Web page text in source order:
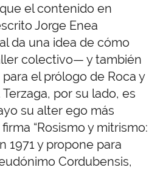
el contenido en
Jorge Enea
da una idea de cómo
colectivo— y también
el prólogo de Roca y
por su lado, es
su alter ego más
“Rosismo y mitrismo:
1971 y propone para
Cordubensis,